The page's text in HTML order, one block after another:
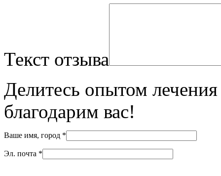
Текст отзыва
Делитесь опытом
благодарим вас!
Ваше имя, город *
Эл. почта *